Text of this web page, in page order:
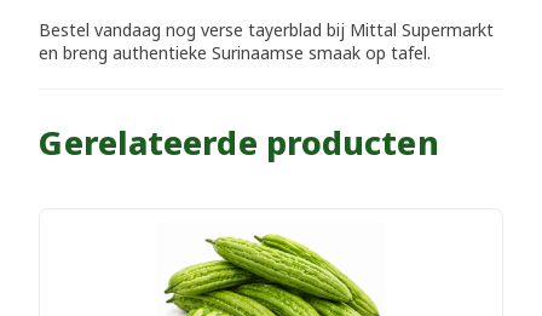
Bestel vandaag nog verse tayerblad bij Mittal Supermarkt
en breng authentieke Surinaamse smaak op tafel.
Gerelateerde producten